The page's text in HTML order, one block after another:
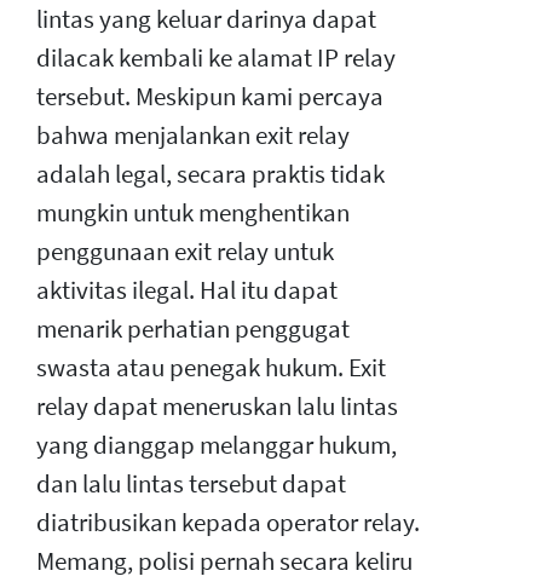
lintas yang keluar darinya dapat
dilacak kembali ke alamat IP relay
tersebut. Meskipun kami percaya
bahwa menjalankan exit relay
adalah legal, secara praktis tidak
mungkin untuk menghentikan
penggunaan exit relay untuk
aktivitas ilegal. Hal itu dapat
menarik perhatian penggugat
swasta atau penegak hukum. Exit
relay dapat meneruskan lalu lintas
yang dianggap melanggar hukum,
dan lalu lintas tersebut dapat
diatribusikan kepada operator relay.
Memang, polisi pernah secara keliru